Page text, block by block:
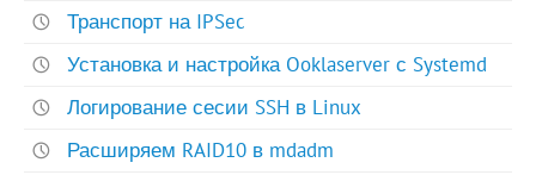
Транспорт на IPSec
Установка и настройка Ooklaserver с Systemd
Логирование сесии SSH в Linux
Расширяем RAID10 в mdadm